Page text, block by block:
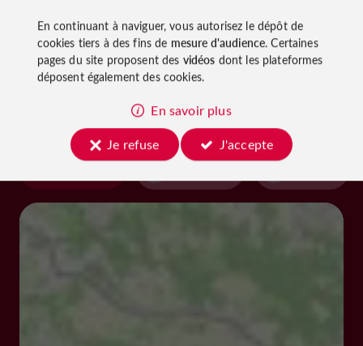
À découvrir
aux
alentours
En continuant à naviguer, vous autorisez le dépôt de
cookies tiers à des fins de mesure d'audience. Certaines
pages du site proposent des vidéos dont les plateformes
déposent également des cookies.
En savoir plus
Je refuse
J'accepte